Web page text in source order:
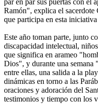
par en par sus puertas con el
Ramón", explica el
que participa en esta
Este año toman parte, junto
discapacidad intelectual,
que significa en arameo
Dios", y durante una semana
entre ellas, una salida a la
dinámicas en torno a las
oraciones y adoración del
testimonios y tiempo con los